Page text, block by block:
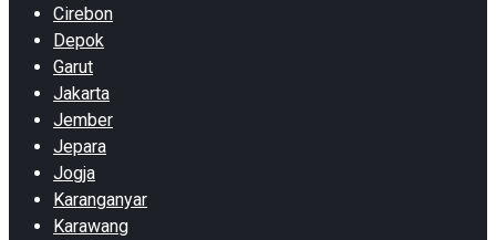
Cirebon
Depok
Garut
Jakarta
Jember
Jepara
Jogja
Karanganyar
Karawang